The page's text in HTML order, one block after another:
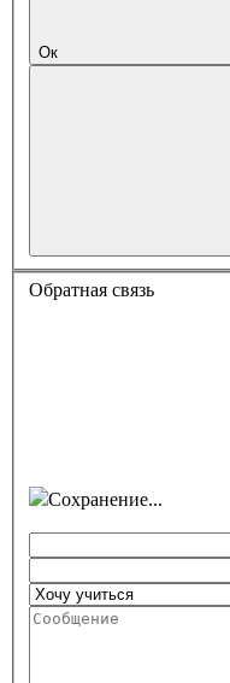
Ок
Обратная связь
Сохранение...